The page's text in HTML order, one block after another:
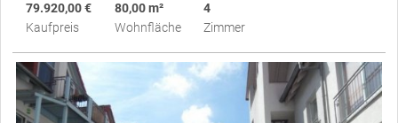
79.920,00 €
Kaufpreis
80,00 m²
Wohnfläche
4
Zimmer